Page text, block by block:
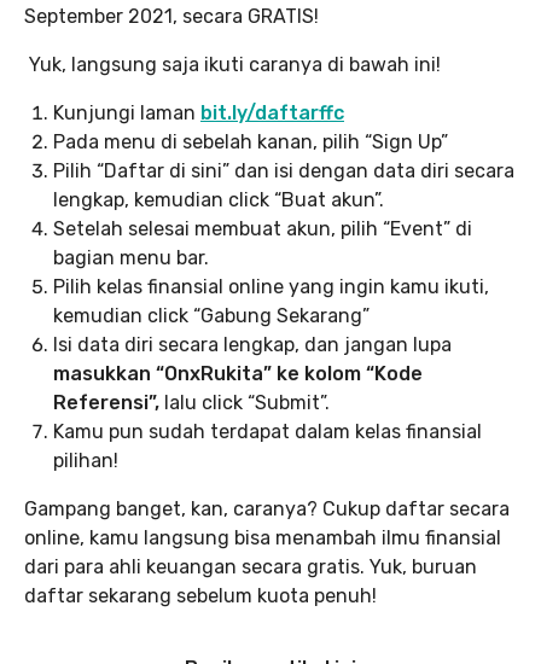
September 2021, secara GRATIS!
Yuk, langsung saja ikuti caranya di bawah ini!
Kunjungi laman bit.ly/daftarffc
Pada menu di sebelah kanan, pilih “Sign Up”
Pilih “Daftar di sini” dan isi dengan data diri secara
lengkap, kemudian click “Buat akun”.
Setelah selesai membuat akun, pilih “Event” di
bagian menu bar.
Pilih kelas finansial online yang ingin kamu ikuti,
kemudian click “Gabung Sekarang”
Isi data diri secara lengkap, dan jangan lupa
masukkan “OnxRukita” ke kolom “Kode
Referensi”, lalu click “Submit”.
Kamu pun sudah terdapat dalam kelas finansial
pilihan!
Gampang banget, kan, caranya? Cukup daftar secara
online, kamu langsung bisa menambah ilmu finansial
dari para ahli keuangan secara gratis. Yuk, buruan
daftar sekarang sebelum kuota penuh!